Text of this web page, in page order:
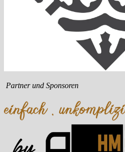
Partner und Sponsoren